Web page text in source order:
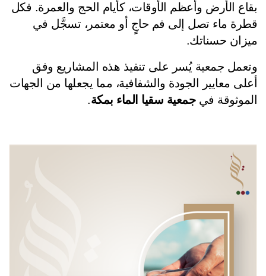
بقاع الأرض وأعظم الأوقات، كأيام الحج والعمرة. فكل
قطرة ماء تصل إلى فم حاجٍ أو معتمر، تسجَّل في
حسناتك.
وتعمل جمعية يُسر على تنفيذ هذه المشاريع وفق
أعلى معايير الجودة والشفافية، مما يجعلها من الجهات
في جمعية سقيا الماء بمكة.